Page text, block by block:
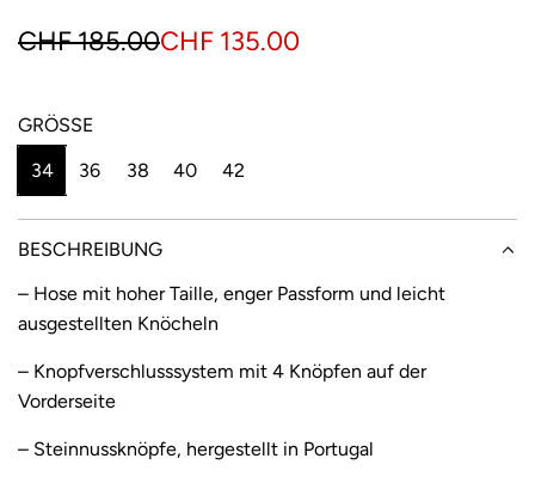
S
n
r
p
r
e
s
CHF 185.00
R
g
ä
r
e
r
P
r
CHF 135.00
GRÖSSE
34
36 38 40 42
BESCHREIBUNG
– Hose mit hoher Taille, enger Passform und leicht
ausgestellten Knöcheln
– Knopfverschlusssystem mit 4 Knöpfen auf der
Vorderseite
– Steinnussknöpfe, hergestellt in Portugal